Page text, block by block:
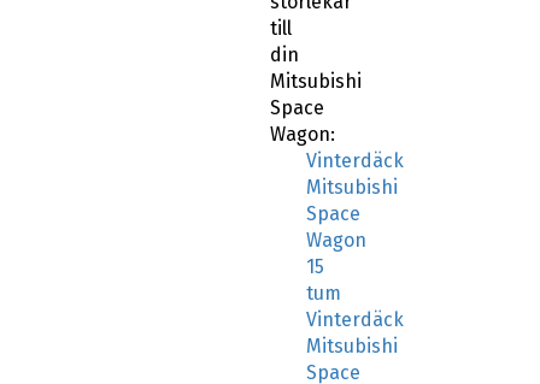
Space
Wagon:
Vinterdäck
Mitsubishi
Space
Wagon
15
tum
Vinterdäck
Mitsubishi
Space
Wagon
16
tum